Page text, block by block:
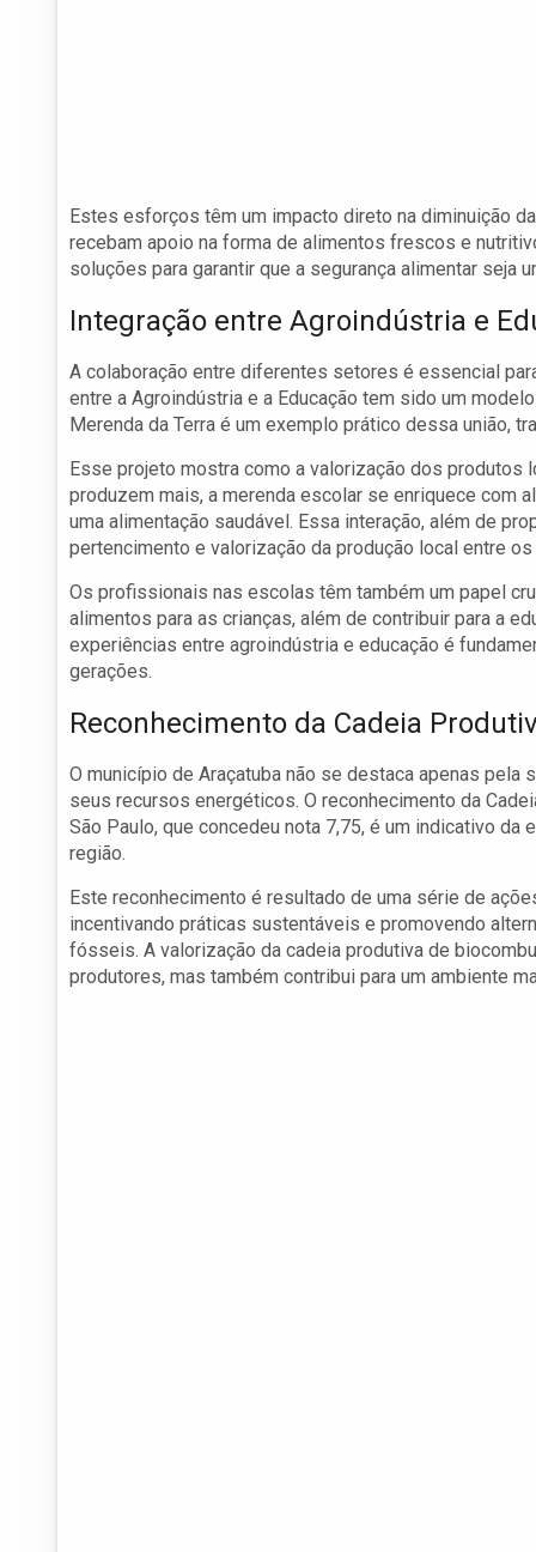
Estes esforços têm um impacto direto na diminuição
recebam apoio na forma de alimentos frescos e
soluções para garantir que a segurança alimentar seja
Integração entre Agroindústria e
A colaboração entre diferentes setores é essencial
entre a Agroindústria e a Educação tem sido um
Merenda da Terra é um exemplo prático dessa união,
Esse projeto mostra como a valorização dos
produzem mais, a merenda escolar se enriquece com
uma alimentação saudável. Essa interação, além de
pertencimento e valorização da produção local entre
Os profissionais nas escolas têm também um papel
alimentos para as crianças, além de contribuir para a
experiências entre agroindústria e educação é
gerações.
Reconhecimento da Cadeia
O município de Araçatuba não se destaca apenas
seus recursos energéticos. O reconhecimento da
São Paulo, que concedeu nota 7,75, é um indicativo
região.
Este reconhecimento é resultado de uma série de
incentivando práticas sustentáveis e promovendo
fósseis. A valorização da cadeia produtiva de
produtores, mas também contribui para um ambiente